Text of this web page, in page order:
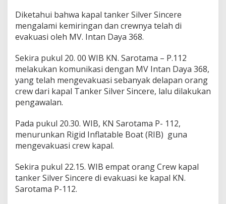
K
a
p
a
B
o
c
o
r
Diketahui bahwa kapal tanker Silver Sincere
mengalami kemiringan dan crewnya telah di
evakuasi oleh MV. Intan Daya 368.
Sekira pukul 20. 00 WIB KN. Sarotama – P.112
melakukan komunikasi dengan MV Intan Daya 368,
yang telah mengevakuasi sebanyak delapan orang
crew dari kapal Tanker Silver Sincere, lalu dilakukan
pengawalan.
Pada pukul 20.30. WIB, KN Sarotama P- 112,
menurunkan Rigid Inflatable Boat (RIB) guna
mengevakuasi crew kapal.
Sekira pukul 22.15. WIB empat orang Crew kapal
tanker Silver Sincere di evakuasi ke kapal KN.
Sarotama P-112.